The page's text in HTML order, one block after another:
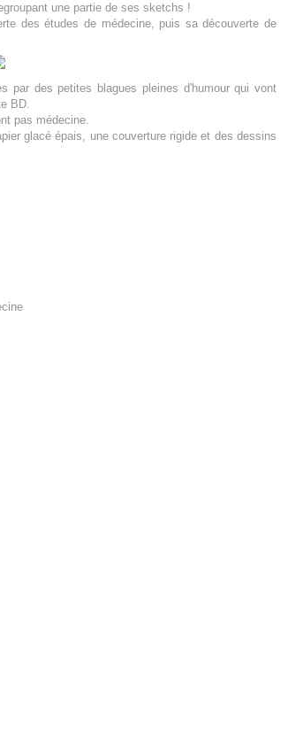
une partie de ses sketchs !
des études de médecine, puis sa découverte de
par des petites blagues pleines d'humour qui vont
BD.
pas médecine.
glacé épais, une couverture rigide et des dessins